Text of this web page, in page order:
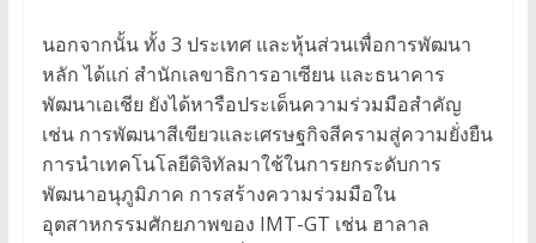
นอกจากนั้น ทั้ง 3 ประเทศ และหุ้นส่วนเพื่อการพัฒนา
หลัก ได้แก่ สำนักเลขาธิการอาเซียน และธนาคาร
พัฒนาเอเชีย ยังได้หารือประเด็นความร่วมมือสำคัญ
เช่น การพัฒนาสีเขียวและเศรษฐกิจสีครามสู่ความยั่งยืน
การนำเทคโนโลยีดิจิทัลมาใช้ในการยกระดับการ
พัฒนาอนุภูมิภาค การสร้างความร่วมมือใน
อุตสาหกรรมศักยภาพของ IMT-GT เช่น ฮาลาล